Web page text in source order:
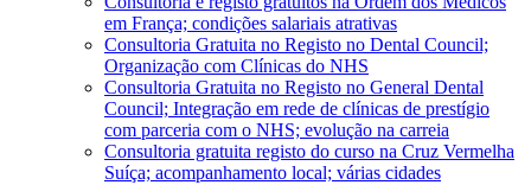
em França; condições salariais atrativas
Consultoria Gratuita no Registo no Dental Council;
Organização com Clínicas do NHS
Consultoria Gratuita no Registo no General Dental
Council; Integração em rede de clínicas de prestígio
com parceria com o NHS; evolução na carreia
Consultoria gratuita registo do curso na Cruz Vermelha
Suíça; acompanhamento local; várias cidades